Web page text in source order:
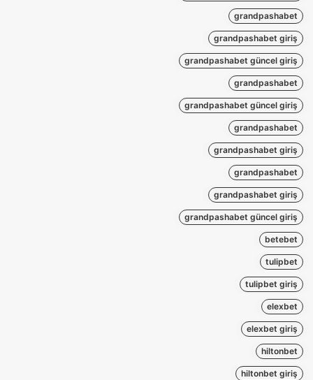
grandpashabet
grandpashabet giriş
grandpashabet güncel giriş
grandpashabet
grandpashabet güncel giriş
grandpashabet
grandpashabet giriş
grandpashabet
grandpashabet giriş
grandpashabet güncel giriş
betebet
tulipbet
tulipbet giriş
elexbet
elexbet giriş
hiltonbet
hiltonbet giriş